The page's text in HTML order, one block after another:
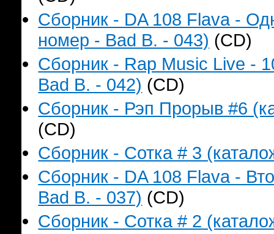
Сборник - DA 108 Flava -
номер - Bad B. - 043) (CD)
Сборник - Rap Music Live -
Bad B. - 042) (CD)
Сборник - Рэп Прорыв #6
(CD)
Сборник - Сотка # 3
Сборник - DA 108 Flava -
Bad B. - 037) (CD)
Сборник - Сотка # 2